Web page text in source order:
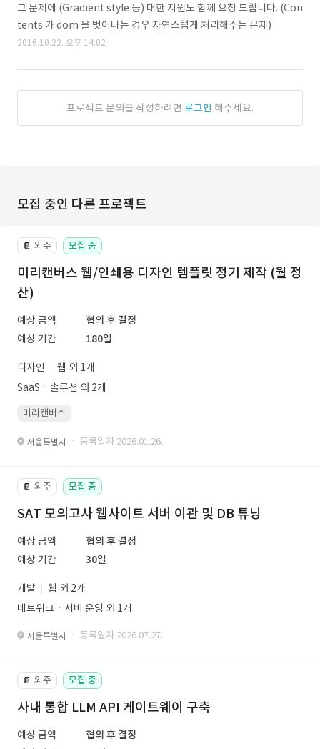
그 문제에 (Gradient style 등) 대한 지원도 함께 요청 드립니다. (Con
tents 가 dom 을 벗어나는 경우 자연스럽게 처리해주는 문제)
2016.10.22. 오후 14:02
프로젝트 문의를 작성하려면 로그인 해주세요.
모집 중인 다른 프로젝트
📔 외주 모집 중
미리캔버스 웹/인쇄용 디자인 템플릿 정기 제작 (월 정
산)
예상 금액
협의 후 결정
예상 기간
180일
디자인
웹 외 1개
SaaSㆍ솔루션 외 2개
미리캔버스
서울특별시 · 등록일자 2026.01.26.
📔 외주 모집 중
SAT 모의고사 웹사이트 서버 이관 및 DB 튜닝
예상 금액
협의 후 결정
예상 기간
30일
개발
웹 외 2개
네트워크ㆍ서버 운영 외 1개
서울특별시 · 등록일자 2026.07.27.
📔 외주 모집 중
사내 통합 LLM API 게이트웨이 구축
예상 금액
협의 후 결정